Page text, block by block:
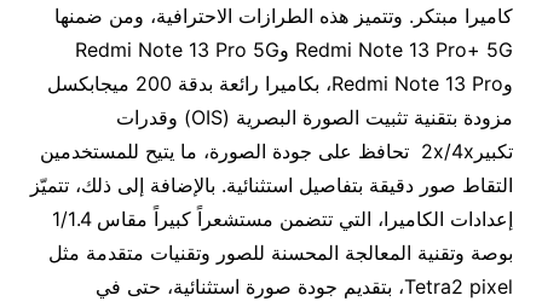
كاميرا مبتكر. وتتميز هذه الطرازات الاحترافية، ومن ضمنها
Redmi Note 13 Pro+ 5G وRedmi Note 13 Pro 5G
وRedmi Note 13 Pro، بكاميرا رائعة بدقة 200 ميجابكسل
مزودة بتقنية تثبيت الصورة البصرية (OIS) وقدرات
تكبير2x/4x تحافظ على جودة الصورة، ما يتيح للمستخدمين
التقاط صور دقيقة بتفاصيل استثنائية. بالإضافة إلى ذلك، تتميّز
إعدادات الكاميرا، التي تتضمن مستشعراً كبيراً مقاس 1/1.4
بوصة وتقنية المعالجة المحسنة للصور وتقنيات متقدمة مثل
Tetra2 pixel، بتقديم جودة صورة استثنائية، حتى في